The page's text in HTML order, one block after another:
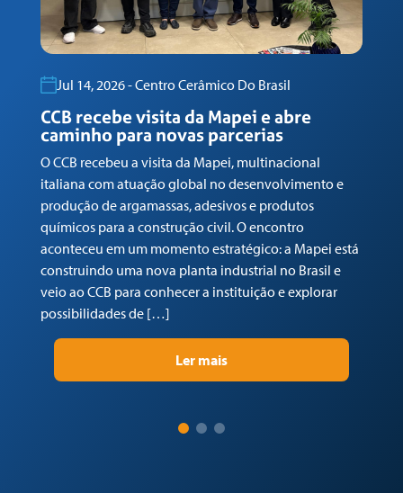
Jul 14, 2026 - Centro Cerâmico Do Brasil
CCB recebe visita da Mapei e abre
caminho para novas parcerias
O CCB recebeu a visita da Mapei, multinacional
italiana com atuação global no desenvolvimento e
produção de argamassas, adesivos e produtos
químicos para a construção civil. O encontro
aconteceu em um momento estratégico: a Mapei está
construindo uma nova planta industrial no Brasil e
veio ao CCB para conhecer a instituição e explorar
possibilidades de […]
Ler mais